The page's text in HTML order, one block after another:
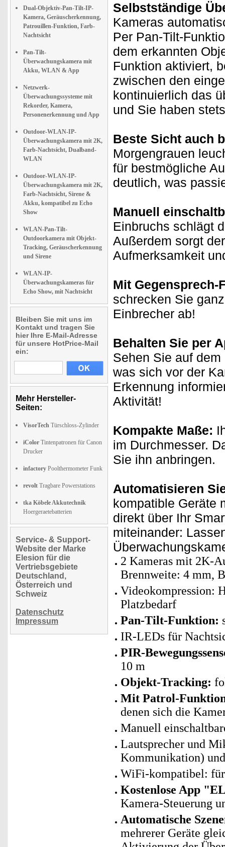
Dual-Objektiv-Pan-Tilt-IP-
Kamera, Geräuscherkennung,
Patrouillen-Funktion, Farb-
Nachtsicht
Pan-Tilt-
Überwachungskamera mit
Akku, WLAN & App
Netzwerk-
Überwachungssysteme mit
Rekorder, Kamera,
Personenerkennung und App
Outdoor-WLAN-IP-
Überwachungskamera mit 2K,
Farb-Nachtsicht, Dualband-
WLAN
Outdoor-WLAN-IP-
Überwachungskamera mit 2K,
Farb-Nachtsicht, Sirene &
Akku, kompatibel zu Echo
Show
WLAN-Pan-Tilt-
Outdoorkamera mit Objekt-
Tracking, Geräuscherkennung
und Sirene
WLAN-IP-
Überwachungskameras für
Echo Show, mit Nachtsicht
Bleiben Sie mit uns im
Kontakt und tragen Sie
hier Ihre E-Mail-Adresse
für unsere HotPrice-Mail
ein:
Mehr Hersteller-
Seiten:
VisorTech Türschloss-Zylinder
iColor Tintenpatronen für Canon
Drucker
infactory Poolthermometer Funk
revolt Tragbare Powerstations
tka Köbele Akkutechnik
Hoergeraetebatterien
Service- & Support-
Website der Marke
Elesion für die
Vertriebsgebiete
Deutschland,
Österreich und
Schweiz
Datenschutz
Impressum
Selbstständige
Kameras
Per Pan-Tilt-
dem erkannten
Funktion aktiviert,
zwischen den
kontinuierlich das
und Sie haben
Beste Sicht auch
Morgengrauen
für bestmögliche
deutlich, was
Manuell
Einbruchs schlägt
Außerdem sorgt
Aufmerksamkeit
Mit Gegensprech-
schrecken Sie
Einbrecher ab!
Behalten Sie per
Sehen Sie auf
was sich vor der
Erkennung
Aktivität!
Kompakte Maße:
im Durchmesser.
Sie ihn anbringen.
Automatisieren
kompatible Geräte
direkt über Ihr
miteinander:
2 Kameras mit 2K-
Brennweite: 4 mm,
Videokompression:
Platzbedarf
Pan-Tilt-Funktion:
IR-LEDs für
PIR-
10 m
Objekt-Tracking:
Mit Patrol-
denen sich die
Manuell
Lautsprecher und
Kommunikation)
WiFi-kompatibel:
Kostenlose App
Kamera-Steuerung
Automatische
mehrerer Geräte